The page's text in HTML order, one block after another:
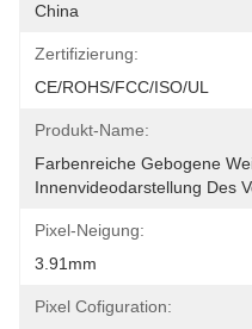
China
Zertifizierung:
CE/ROHS/FCC/ISO/UL
Produkt-Name:
Farbenreiche Gebogene
Innenvideodarstellung Des
Pixel-Neigung:
3.91mm
Pixel Cofiguration: